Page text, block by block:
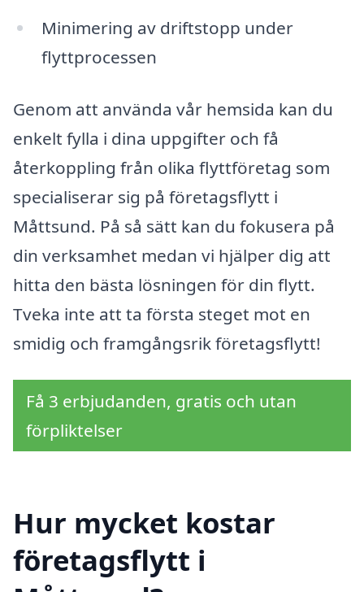
Minimering av driftstopp under
flyttprocessen
Genom att använda vår hemsida kan du
enkelt fylla i dina uppgifter och få
återkoppling från olika flyttföretag som
specialiserar sig på företagsflytt i
Måttsund. På så sätt kan du fokusera på
din verksamhet medan vi hjälper dig att
hitta den bästa lösningen för din flytt.
Tveka inte att ta första steget mot en
smidig och framgångsrik företagsflytt!
Få 3 erbjudanden, gratis och utan
förpliktelser
Hur mycket kostar
företagsflytt i